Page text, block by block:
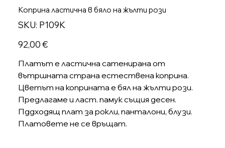
Коприна ластична в бяло на жълти рози
SKU: SKU
P109K
P109K
Цена
92,00 €
Платът е ластична сатенирана от
вътршната страна естествена коприна.
Цветът на коприната е бял на жълти рози.
Предлагаме и ласт. памук същия десен.
Пддходящ плат за рокли, панталони, блузи.
Платовете не се връщат.